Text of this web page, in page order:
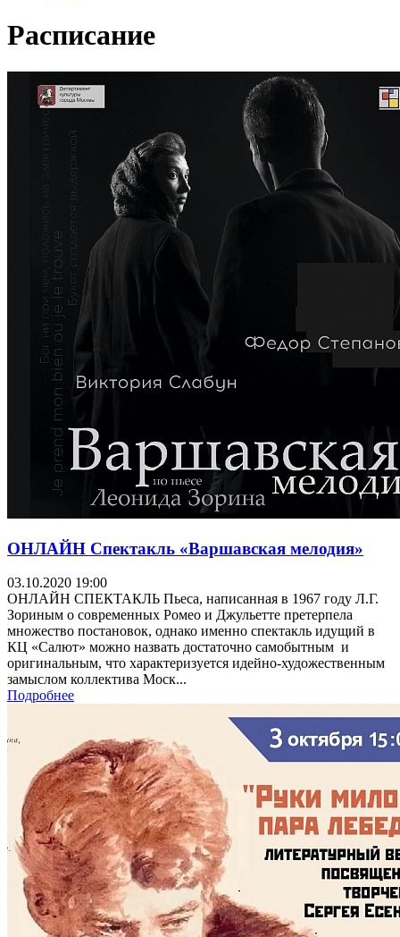
Расписание
ОНЛАЙН Спектакль «Варшавская мелодия»
03.10.2020 19:00
ОНЛАЙН СПЕКТАКЛЬ Пьеса, написанная в 1967 году Л.Г.
Зориным о современных Ромео и Джульетте претерпела
множество постановок, однако именно спектакль идущий в
КЦ «Салют» можно назвать достаточно самобытным и
оригинальным, что характеризуется идейно-художественным
замыслом коллектива Моск...
Подробнее